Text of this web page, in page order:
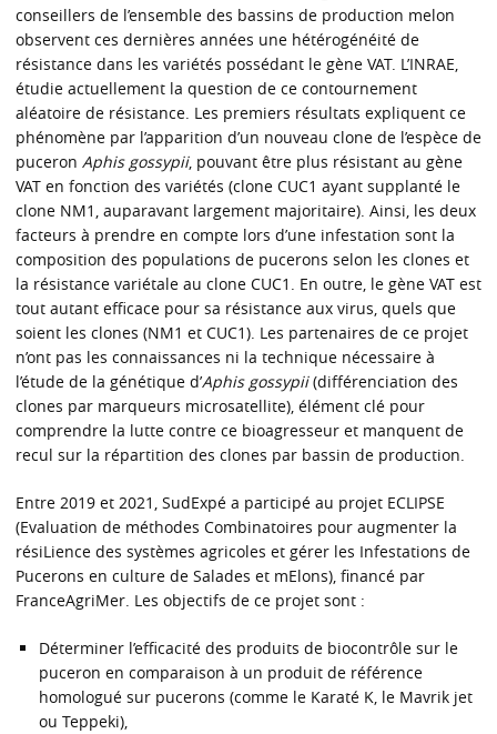
conseillers de l’ensemble des bassins de production melon
observent ces dernières années une hétérogénéité de
résistance dans les variétés possédant le gène VAT. L’INRAE,
étudie actuellement la question de ce contournement
aléatoire de résistance. Les premiers résultats expliquent ce
phénomène par l’apparition d’un nouveau clone de l’espèce de
puceron Aphis gossypii, pouvant être plus résistant au gène
VAT en fonction des variétés (clone CUC1 ayant supplanté le
clone NM1, auparavant largement majoritaire). Ainsi, les deux
facteurs à prendre en compte lors d’une infestation sont la
composition des populations de pucerons selon les clones et
la résistance variétale au clone CUC1. En outre, le gène VAT est
tout autant efficace pour sa résistance aux virus, quels que
soient les clones (NM1 et CUC1). Les partenaires de ce projet
n’ont pas les connaissances ni la technique nécessaire à
l’étude de la génétique d’Aphis gossypii(différenciation des
clones par marqueurs microsatellite), élément clé pour
comprendre la lutte contre ce bioagresseur et manquent de
recul sur la répartition des clones par bassin de production.
Entre 2019 et 2021, SudExpé a participé au projet ECLIPSE
(Evaluation de méthodes Combinatoires pour augmenter la
résiLience des systèmes agricoles et gérer les Infestations de
Pucerons en culture de Salades et mElons), financé par
FranceAgriMer. Les objectifs de ce projet sont :
Déterminer l’efficacité des produits de biocontrôle sur le
puceron en comparaison à un produit de référence
homologué sur pucerons (comme le Karaté K, le Mavrik jet
ou Teppeki),